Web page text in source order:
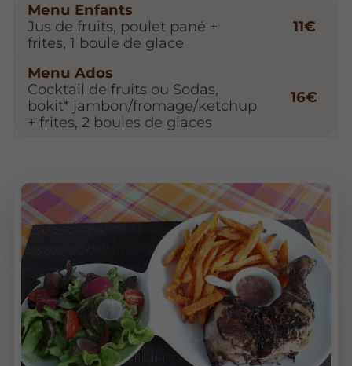
Menu Enfants
Jus de fruits, poulet pané +
frites, 1 boule de glace
11€
Menu Ados
Cocktail de fruits ou Sodas,
bokit* jambon/fromage/ketchup
+ frites, 2 boules de glaces
16€